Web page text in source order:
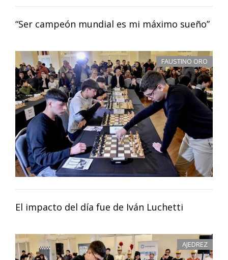
“Ser campeón mundial es mi máximo sueño”
FAUSTINO ORO
El impacto del día fue de Iván Luchetti
AJEDREZ